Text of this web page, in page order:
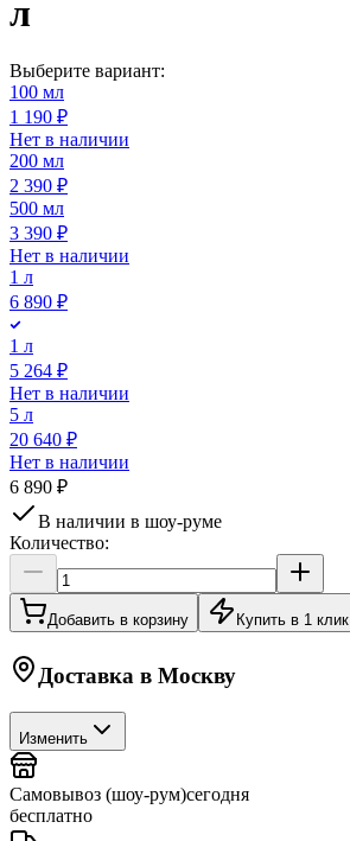
л
Выберите вариант:
100 мл
1 190 ₽
Нет в наличии
200 мл
2 390 ₽
500 мл
3 390 ₽
Нет в наличии
1 л
6 890 ₽
1 л
5 264 ₽
Нет в наличии
5 л
20 640 ₽
Нет в наличии
6 890 ₽
В наличии в шоу-руме
Количество:
Добавить в корзину Купить в 1 клик
Доставка в Москву
Изменить
Самовывоз (шоу-рум)сегодня
бесплатно